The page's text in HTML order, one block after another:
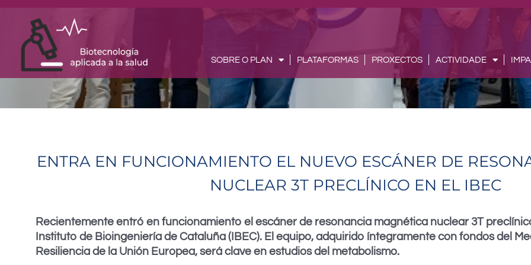
Ir
contido
SOBRE O PLAN PLATAFORMAS PROXECTOS ACTIVIDADE
ENTRA EN FUNCIONAMIENTO EL NUEVO ESCÁNER DE
NUCLEAR 3T PRECLÍNICO EN EL IBEC
Recientemente entró en funcionamiento el escáner de resonancia magnética nuclear 3T
Instituto de Bioingeniería de Cataluña (IBEC). El equipo, adquirido íntegramente con fondos del
Resiliencia de la Unión Europea, será clave en estudios del metabolismo.